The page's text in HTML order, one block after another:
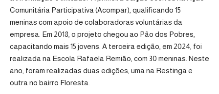
Comunitária Participativa (Acompar), qualificando 15
meninas com apoio de colaboradoras voluntárias da
empresa. Em 2018, o projeto chegou ao Pão dos Pobres,
capacitando mais 15 jovens. A terceira edição, em 2024, foi
realizada na Escola Rafaela Remião, com 30 meninas. Neste
ano, foram realizadas duas edições, uma na Restinga e
outra no bairro Floresta.